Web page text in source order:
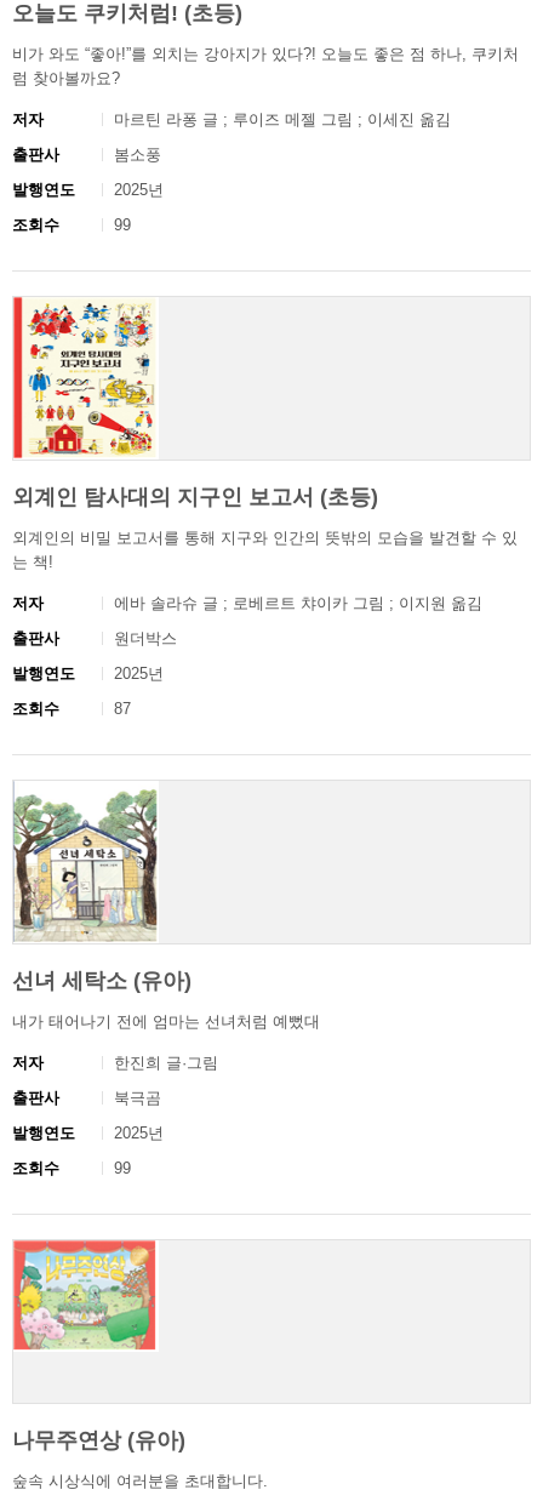
오늘도 쿠키처럼! (초등)
비가 와도 “좋아!”를 외치는 강아지가 있다?! 오늘도 좋은 점 하나, 쿠키처
럼 찾아볼까요?
저자
마르틴 라퐁 글 ; 루이즈 메젤 그림 ; 이세진 옮김
출판사
봄소풍
발행연도
2025년
조회수
99
외계인 탐사대의 지구인 보고서 (초등)
외계인의 비밀 보고서를 통해 지구와 인간의 뜻밖의 모습을 발견할 수 있
는 책!
저자
에바 솔라슈 글 ; 로베르트 챠이카 그림 ; 이지원 옮김
출판사
원더박스
발행연도
2025년
조회수
87
선녀 세탁소 (유아)
내가 태어나기 전에 엄마는 선녀처럼 예뻤대
저자
한진희 글·그림
출판사
북극곰
발행연도
2025년
조회수
99
나무주연상 (유아)
숲속 시상식에 여러분을 초대합니다.